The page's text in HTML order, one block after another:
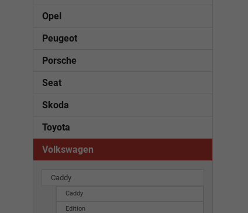
Opel
Peugeot
Porsche
Seat
Skoda
Toyota
Volkswagen
Caddy
Caddy
Edition